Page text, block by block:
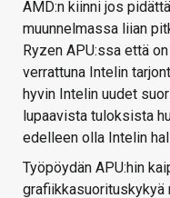
AMD:n kiinni jos
muunnelmassa liian
Ryzen APU:ssa että
verrattuna Intelin
hyvin Intelin uudet
lupaavista tuloksista
edelleen olla Intelin
Työpöydän APU:hin
grafiikkasuorituskykyä